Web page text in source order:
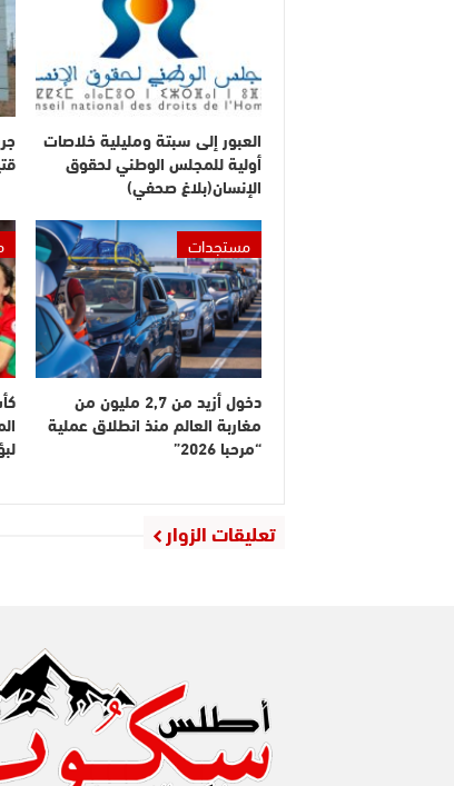
العبور إلى سبتة ومليلية خلاصات
أولية للمجلس الوطني لحقوق
الإنسان(بلاغ صحفي)
مستجدات
دخول أزيد من 2,7 مليون من
مغاربة العالم منذ انطلاق عملية
“مرحبا 2026”
تعليقات الزوار